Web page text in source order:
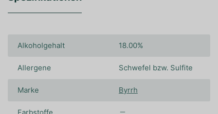
Alkoholgehalt 18.00%
Allergene Schwefel bzw. Sulfite
Marke Byrrh